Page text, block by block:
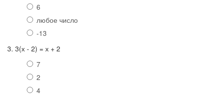
6
любое число
-13
3. 3(х - 2) = х + 2
7
2
4